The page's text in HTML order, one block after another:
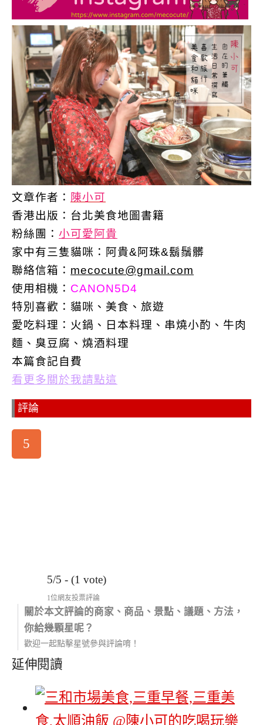
文章作者： 陳小可
香港出版： 台北美食地圖書籍
粉絲團： 小可愛阿貴
家中有三隻貓咪：阿貴&阿珠&鬍鬚髒
聯絡信箱： mecocute@gmail.com
使用相機： CANON5D4
特別喜歡： 貓咪、美食、旅遊
愛吃料理：火鍋、日本料理、串燒小酌、牛肉
麵、臭豆腐、燒酒料理
本篇食記自費
看更多關於我請點這
評論
5
5/5 - (1 vote)
1位網友投票評論
關於本文評論的商家、商品、景點、議題、方法，
你給幾顆星呢？
歡迎一起點擊星號參與評論唷！
延伸閱讀